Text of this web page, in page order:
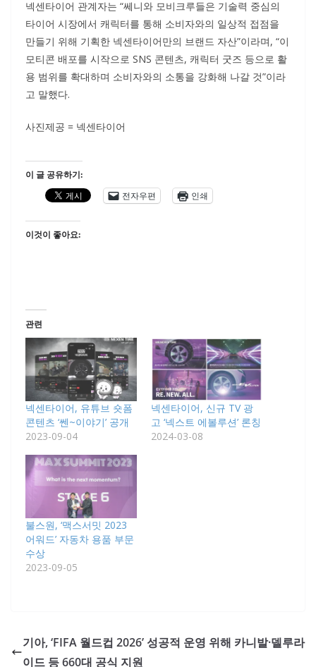
넥센타이어 관계자는 “쎄니와 모비크루들은 기술력 중심의
타이어 시장에서 캐릭터를 통해 소비자와의 일상적 접점을
만들기 위해 기획한 넥센타이어만의 브랜드 자산”이라며, “이
모티콘 배포를 시작으로 SNS 콘텐츠, 캐릭터 굿즈 등으로 활
용 범위를 확대하며 소비자와의 소통을 강화해 나갈 것”이라
고 말했다.
사진제공 = 넥센타이어
이 글 공유하기:
전자우편
인쇄
이것이 좋아요:
관련
넥센타이어, 유튜브 숏폼
콘텐츠 ‘쎈~이야기’ 공개
2023-09-04
넥센타이어, 신규 TV 광
고 ‘넥스트 에볼루션’ 론칭
2024-03-08
불스원, ‘맥스서밋 2023
어워드’ 자동차 용품 부문
수상
2023-09-05
기아, ‘FIFA 월드컵 2026’ 성공적 운영 위해 카니발·델루라
이드 등 660대 공식 지원